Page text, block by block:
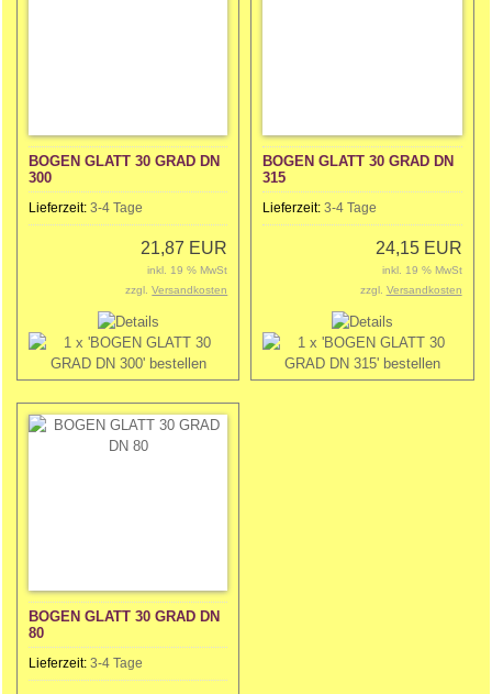
BOGEN GLATT 30 GRAD DN
300
Lieferzeit: 3-4 Tage
21,87 EUR
inkl. 19 % MwSt
zzgl.Versandkosten
BOGEN GLATT 30 GRAD DN
315
Lieferzeit:3-4 Tage
24,15 EUR
inkl. 19 % MwSt
zzgl. Versandkosten
BOGEN GLATT 30 GRAD DN
80
Lieferzeit: 3-4 Tage